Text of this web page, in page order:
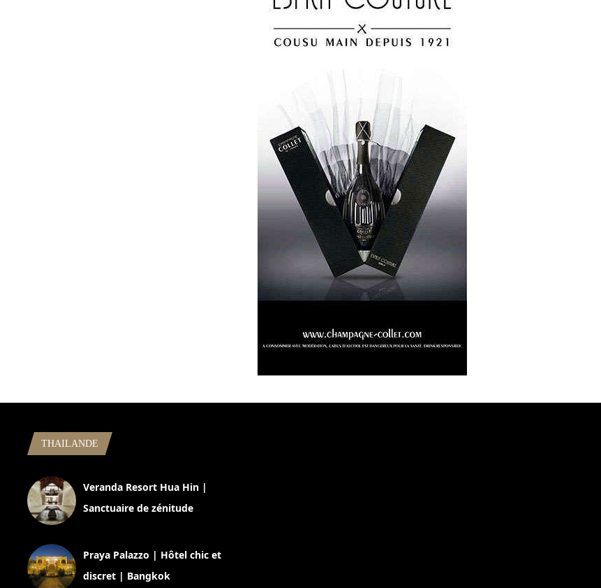
THAILANDE
Veranda Resort Hua Hin |
Sanctuaire de zénitude
Praya Palazzo | Hôtel chic et
discret | Bangkok